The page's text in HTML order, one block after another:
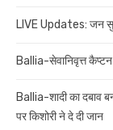
LIVE Updates: जन
Ballia-सेवानिवृत्त कैप्टन
Ballia-शादी का दबाव
पर किशोरी ने दे दी जान